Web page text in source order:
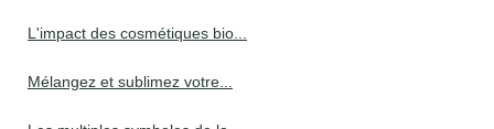
L'impact des cosmétiques bio...
Mélangez et sublimez votre...